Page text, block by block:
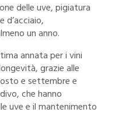
delle uve, pigiatura
d’acciaio,
un anno.
annata per i vini
grazie alle
e settembre e
che hanno
uve e il mantenimento